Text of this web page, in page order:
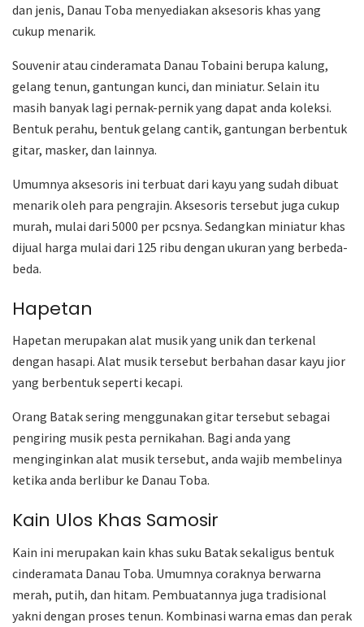
dan jenis, Danau Toba menyediakan aksesoris khas yang
cukup menarik.
Souvenir atau cinderamata Danau Tobaini berupa kalung,
gelang tenun, gantungan kunci, dan miniatur. Selain itu
masih banyak lagi pernak-pernik yang dapat anda koleksi.
Bentuk perahu, bentuk gelang cantik, gantungan berbentuk
gitar, masker, dan lainnya.
Umumnya aksesoris ini terbuat dari kayu yang sudah dibuat
menarik oleh para pengrajin. Aksesoris tersebut juga cukup
murah, mulai dari 5000 per pcsnya. Sedangkan miniatur khas
dijual harga mulai dari 125 ribu dengan ukuran yang berbeda-
beda.
Hapetan
Hapetan merupakan alat musik yang unik dan terkenal
dengan hasapi. Alat musik tersebut berbahan dasar kayu jior
yang berbentuk seperti kecapi.
Orang Batak sering menggunakan gitar tersebut sebagai
pengiring musik pesta pernikahan. Bagi anda yang
menginginkan alat musik tersebut, anda wajib membelinya
ketika anda berlibur ke Danau Toba.
Kain Ulos Khas Samosir
Kain ini merupakan kain khas suku Batak sekaligus bentuk
cinderamata Danau Toba. Umumnya coraknya berwarna
merah, putih, dan hitam. Pembuatannya juga tradisional
yakni dengan proses tenun. Kombinasi warna emas dan perak